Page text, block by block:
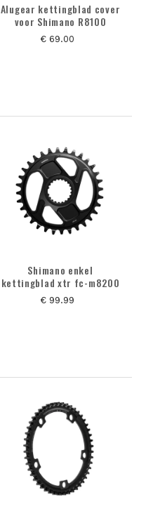
Alugear kettingblad cover
voor Shimano R8100
€ 69.00
Shimano enkel
kettingblad xtr fc-m8200
€ 99.99